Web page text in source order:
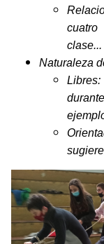
clase...
Naturaleza